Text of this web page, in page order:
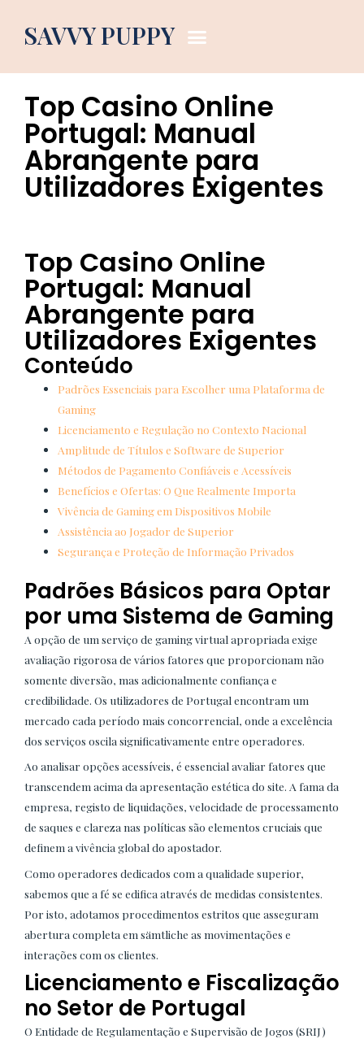
SAVVY PUPPY
Top Casino Online
Portugal: Manual
Abrangente para
Utilizadores Exigentes
Top Casino Online
Portugal: Manual
Abrangente para
Utilizadores Exigentes
Conteúdo
Padrões Essenciais para Escolher uma Plataforma de
Gaming
Licenciamento e Regulação no Contexto Nacional
Amplitude de Títulos e Software de Superior
Métodos de Pagamento Confiáveis e Acessíveis
Benefícios e Ofertas: O Que Realmente Importa
Vivência de Gaming em Dispositivos Mobile
Assistência ao Jogador de Superior
Segurança e Proteção de Informação Privados
Padrões Básicos para Optar
por uma Sistema de Gaming
A opção de um serviço de gaming virtual apropriada exige
avaliação rigorosa de vários fatores que proporcionam não
somente diversão, mas adicionalmente confiança e
credibilidade. Os utilizadores de Portugal encontram um
mercado cada período mais concorrencial, onde a excelência
dos serviços oscila significativamente entre operadores.
Ao analisar opções acessíveis, é essencial avaliar fatores que
transcendem acima da apresentação estética do site. A fama da
empresa, registo de liquidações, velocidade de processamento
de saques e clareza nas políticas são elementos cruciais que
definem a vivência global do apostador.
Como operadores dedicados com a qualidade superior,
sabemos que a fé se edifica através de medidas consistentes.
Por isto, adotamos procedimentos estritos que asseguram
abertura completa em sämtliche as movimentações e
interações com os clientes.
Licenciamento e Fiscalização
no Setor de Portugal
O Entidade de Regulamentação e Supervisão de Jogos (SRIJ)